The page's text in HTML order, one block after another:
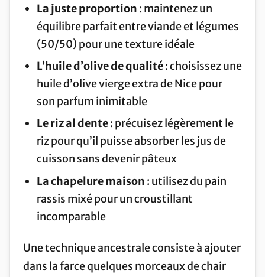
La juste proportion : maintenez un
équilibre parfait entre viande et légumes
(50/50) pour une texture idéale
L’huile d’olive de qualité: choisissez une
huile d’olive vierge extra de Nice pour
son parfum inimitable
Le riz al dente: précuisez légèrement le
riz pour qu’il puisse absorber les jus de
cuisson sans devenir pâteux
La chapelure maison : utilisez du pain
rassis mixé pour un croustillant
incomparable
Une technique ancestrale consiste à ajouter
dans la farce quelques morceaux de chair